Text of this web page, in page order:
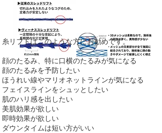
​糸リフトはこのような方にお勧めです。
顔のたるみ、特に口横のたるみが気になる
顔のたるみを予防したい
ほうれい線やマリオネットラインが気になる
フェイスラインをシュッとしたい
肌のハリ感を出したい
美肌効果が欲しい
即時効果が欲しい
ダウンタイムは短い方がいい